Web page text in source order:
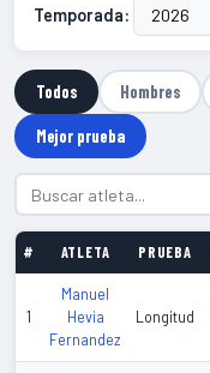
Temporada:
Todos Hombres
Mejor prueba
# ATLETA PRUEBA
1
Manuel
Hevia
Fernandez
Longitud